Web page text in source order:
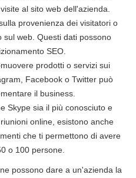
al sito web dell'azienda.
provenienza dei visitatori o
sul web. Questi dati possono
SEO.
prodotti o servizi sui
Facebook o Twitter può
il business.
Skype sia il più conosciuto e
online, esistono anche
che ti permettono di avere
o 100 persone.
possono dare a un'azienda la